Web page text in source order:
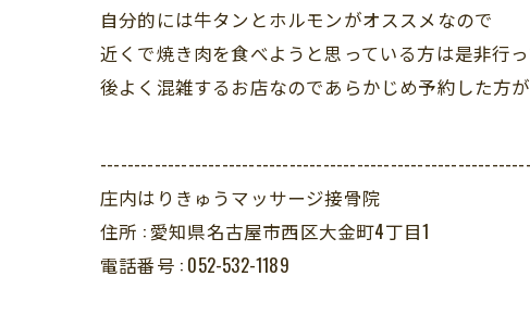
自分的には牛タンとホルモンがオススメなので
近くで焼き肉を食べようと思っている方は是非行
後よく混雑するお店なのであらかじめ予約した方
庄内はりきゅうマッサージ接骨院
住所 : 愛知県名古屋市西区大金町4丁目1
電話番号 : 052-532-1189